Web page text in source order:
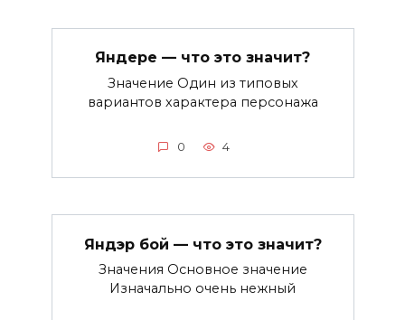
Яндере — что это значит?
Значение Один из типовых
вариантов характера персонажа
0 4
Яндэр бой — что это значит?
Значения Основное значение
Изначально очень нежный